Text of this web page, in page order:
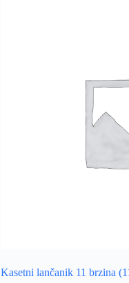
Kasetni lančanik 11 brzina